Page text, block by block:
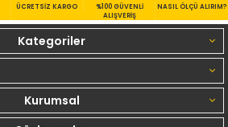
ÜCRETSİZ KARGO
%100 GÜVENLİ
ALIŞVERİŞ
NASIL ÖLÇÜ ALIRIM?
Kategoriler
Kurumsal